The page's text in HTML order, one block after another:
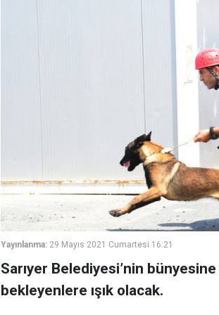
Yayınlanma: 29 Mayıs 2021 Cumartesi 16:21
Sarıyer Belediyesi’nin
bekleyenlere ışık olacak.